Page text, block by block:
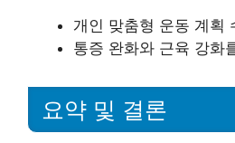
개인 맞춤형 운동 계획
통증 완화와 근육 강화
요약 및 결론